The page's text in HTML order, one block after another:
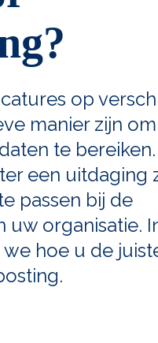
op
manier zijn
te
een uitdaging
passen bij de
organisatie.
hoe u de